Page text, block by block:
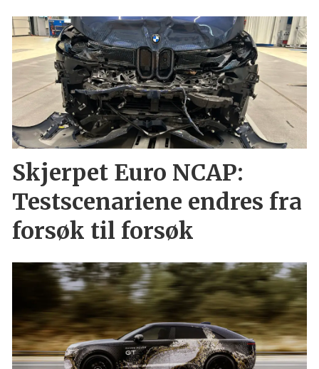
Skjerpet Euro NCAP:
Testscenariene endres fra
forsøk til forsøk